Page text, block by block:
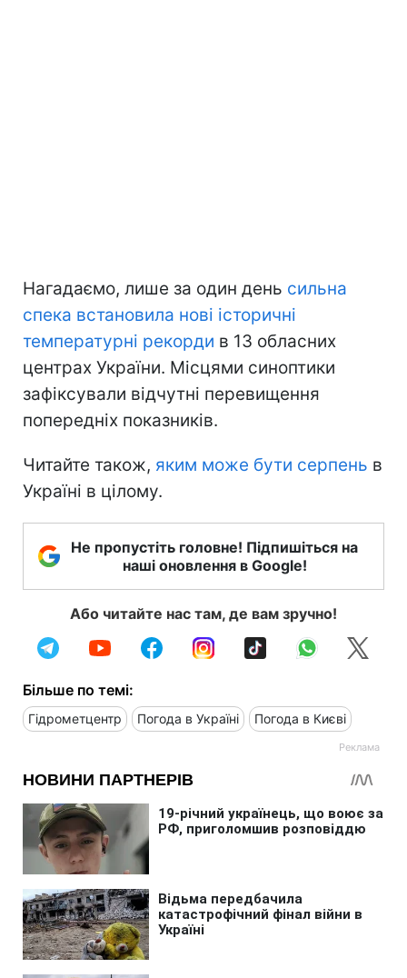
Нагадаємо, лише за один день сильна
спека встановила нові історичні
температурні рекорди в 13 обласних
центрах України. Місцями синоптики
зафіксували відчутні перевищення
попередніх показників.
Читайте також, яким може бути серпень в
Україні в цілому.
Не пропустіть головне! Підпишіться на
наші оновлення в Google!
Або читайте нас там, де вам зручно!
Більше по темі:
Гідрометцентр Погода в Україні Погода в Києві